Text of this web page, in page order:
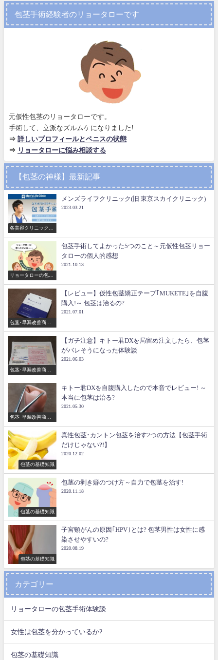
包茎手術経験者のリョータローです
元仮性包茎のリョータローです。
手術して、立派なズルムケになりました!
⇒ 詳しいプロフィールとペニスの状態
⇒ リョータローに悩み相談する
【包茎の神様】最新記事
各美容クリニックの
メンズライフクリニック(旧 東京スカイクリニック)
2023.03.21
リョータローの包茎
包茎手術してよかった5つのこと～元仮性包茎リョー
タローの個人的感想
2021.10.13
包茎･早漏改善商品
【レビュー】仮性包茎矯正テープ｢MUKETE｣を自腹
購入!～ 包茎は治るの?
2021.07.01
包茎･早漏改善商品
【ガチ注意】キトー君DXを局留め注文したら、包茎
がバレそうになった体験談
2021.06.03
包茎･早漏改善商品
キトー君DXを自腹購入したので本音でレビュー! ～
本当に包茎は治る?
2021.05.30
包茎の基礎知識
真性包茎･カントン包茎を治す2つの方法【包茎手術
だけじゃない?!】
2020.12.02
包茎の基礎知識
包茎の剥き癖のつけ方～自力で包茎を治す!
2020.11.18
包茎の基礎知識
子宮頸がんの原因｢HPV｣とは? 包茎男性は女性に感
染させやすいの?
2020.08.19
カテゴリー
リョータローの包茎手術体験談
女性は包茎を分かっているか?
包茎の基礎知識